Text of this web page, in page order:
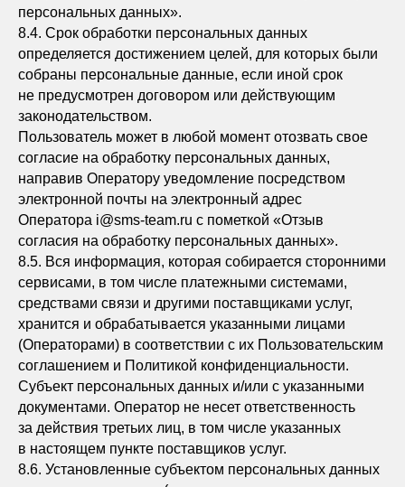
персональных данных».
8.4. Срок обработки персональных данных
определяется достижением целей, для которых были
собраны персональные данные, если иной срок
не предусмотрен договором или действующим
законодательством.
Пользователь может в любой момент отозвать свое
согласие на обработку персональных данных,
направив Оператору уведомление посредством
электронной почты на электронный адрес
Оператора i@sms-team.ru с пометкой «Отзыв
согласия на обработку персональных данных».
8.5. Вся информация, которая собирается сторонними
сервисами, в том числе платежными системами,
средствами связи и другими поставщиками услуг,
хранится и обрабатывается указанными лицами
(Операторами) в соответствии с их Пользовательским
соглашением и Политикой конфиденциальности.
Субъект персональных данных и/или с указанными
документами. Оператор не несет ответственность
за действия третьих лиц, в том числе указанных
в настоящем пункте поставщиков услуг.
8.6. Установленные субъектом персональных данных
ПРОЦЕСС РАБОТЫ
О КОМПАНИИ
ПОДХОД К РАБОТЕ
КОМАНДА
ДОПОЛНИТЕЛЬНЫЕ УСЛУГИ
КОНТАКТЫ
НОМЕР ТЕЛЕФОНА
8 914 071 2122
ЭЛЕКТРОННАЯ ПОЧТА
I@SMS-TEAM.RU
Г. ВЛАДИВОСТОК, ПР-Т
ОСТРЯКОВА 49, ОФИС 507.